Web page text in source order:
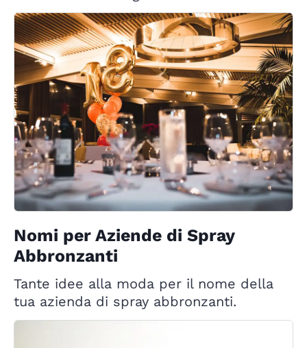
Nomi per Aziende di Spray
Abbronzanti
Tante idee alla moda per il nome della
tua azienda di spray abbronzanti.